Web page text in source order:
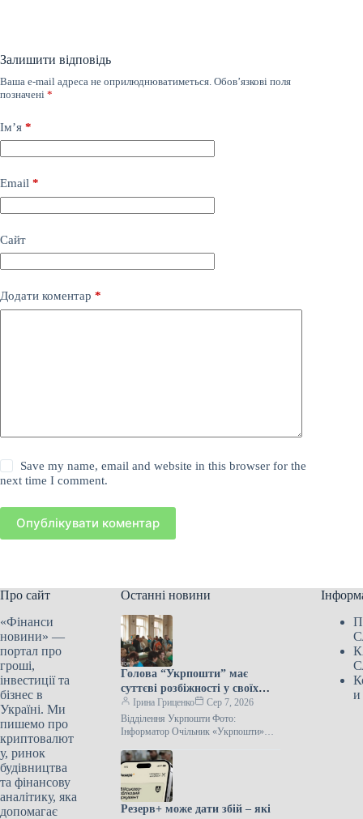
Залишити відповідь
Ваша e-mail адреса не оприлюднюватиметься. Обов’язкові поля
позначені *
Ім’я *
Email *
Сайт
Додати коментар *
Save my name, email and website in this browser for the
next time I comment.
Опублікувати коментар
Про сайт
«Фінанси
новини» —
портал про
гроші,
інвестиції та
бізнес в
Україні. Ми
пишемо про
криптовалют
у, ринок
будівництва
та фінансову
аналітику, яка
допомагає
Останні новини
Голова “Укрпошти” має
суттєві розбіжності у своїх
заявах стосовно вимог
Національного банку України,
зазначає народна депутатка
Ірина Гриценко
Сер 7, 2026
Відділення Укрпошти Фото:
Інформатор Очільник «Укрпошти»
Нацбанк нібито зобов’язав у
квитанціях за комунальні послуги
зазначати
Резерв+ може дати збій – які
и